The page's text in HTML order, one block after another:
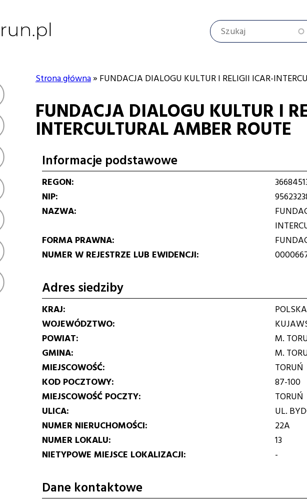
Szukaj
Show
Show
Show
Show
Show
Show
Show
nawigacyjna
Strona główna FUNDACJA DIALOGU KULTUR I RELIGII ICAR-
FUNDACJA DIALOGU KULTUR I
INTERCULTURAL AMBER ROUTE
Informacje podstawowe
REGON
NIP
NAZWA
FORMA PRAWNA
NUMER W REJESTRZE LUB EWIDENCJI
Adres siedziby
KRAJ
POLSKA
WOJEWÓDZTWO
POWIAT
M.
GMINA
M.
MIEJSCOWOŚĆ
TORUŃ
KOD POCZTOWY
87-100
MIEJSCOWOŚĆ POCZTY
TORUŃ
ULICA
UL.
NUMER NIERUCHOMOŚCI
22A
NUMER LOKALU
13
NIETYPOWE MIEJSCE LOKALIZACJI
-
Dane kontaktowe